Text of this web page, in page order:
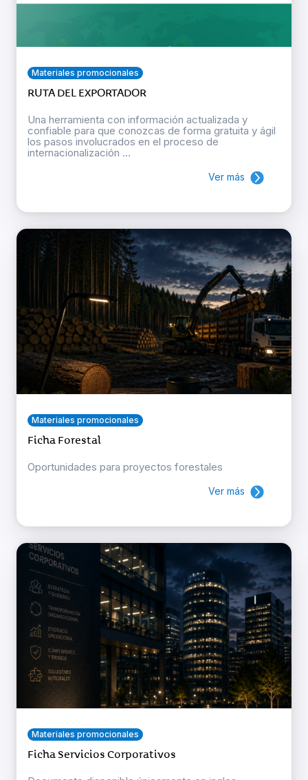
Materiales promocionales
RUTA DEL EXPORTADOR
Una herramienta con información actualizada y
confiable para que conozcas de forma gratuita y ágil
los pasos involucrados en el proceso de
internacionalización ...
Ver más
Materiales promocionales
Ficha Forestal
Oportunidades para proyectos forestales
Ver más
Materiales promocionales
Ficha Servicios Corporativos